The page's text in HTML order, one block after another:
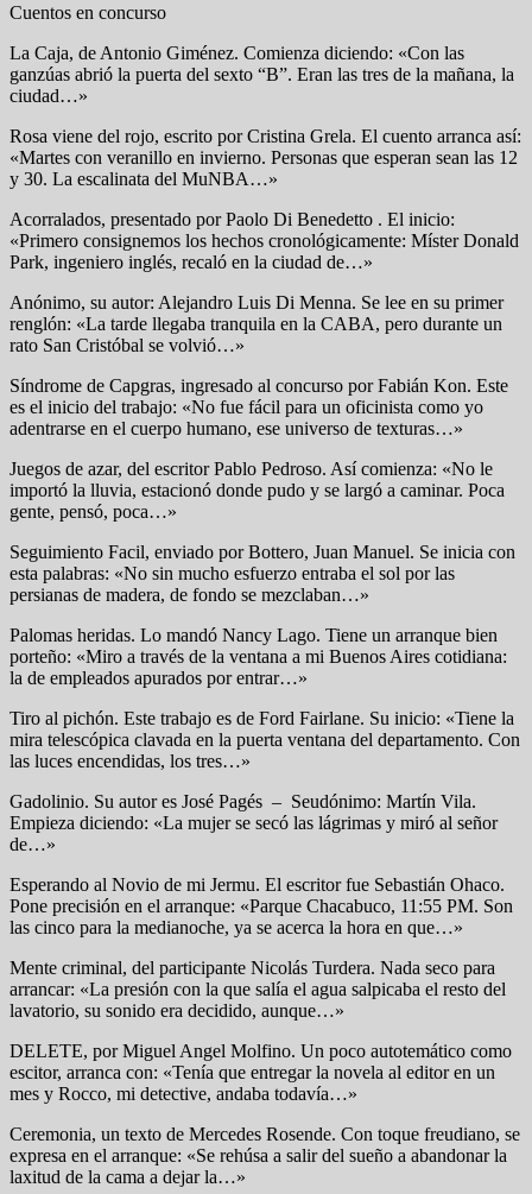
Cuentos en concurso
La Caja, de Antonio Giménez. Comienza diciendo: «Con las
ganzúas abrió la puerta del sexto “B”. Eran las tres de la mañana, la
ciudad…»
Rosa viene del rojo, escrito por Cristina Grela. El cuento arranca así:
«Martes con veranillo en invierno. Personas que esperan sean las 12
y 30. La escalinata del MuNBA…»
Acorralados, presentado por Paolo Di Benedetto . El inicio:
«Primero consignemos los hechos cronológicamente: Míster Donald
Park, ingeniero inglés, recaló en la ciudad de…»
Anónimo, su autor: Alejandro Luis Di Menna. Se lee en su primer
renglón: «La tarde llegaba tranquila en la CABA, pero durante un
rato San Cristóbal se volvió…»
Síndrome de Capgras, ingresado al concurso por Fabián Kon. Este
es el inicio del trabajo: «No fue fácil para un oficinista como yo
adentrarse en el cuerpo humano, ese universo de texturas…»
Juegos de azar, del escritor Pablo Pedroso. Así comienza: «No le
importó la lluvia, estacionó donde pudo y se largó a caminar. Poca
gente, pensó, poca…»
Seguimiento Facil, enviado por Bottero, Juan Manuel. Se inicia con
esta palabras: «No sin mucho esfuerzo entraba el sol por las
persianas de madera, de fondo ​se mezclaban…»
Palomas heridas. Lo mandó Nancy Lago. Tiene un arranque bien
porteño: «Miro a través de la ventana a mi Buenos Aires cotidiana:
la de empleados apurados por entrar…»
Tiro al pichón. Este trabajo es de Ford Fairlane. Su inicio: «Tiene la
mira telescópica clavada en la puerta ventana del departamento. Con
las luces encendidas, los tres…»
Gadolinio. Su autor es José Pagés – Seudónimo: Martín Vila.
Empieza diciendo: «La mujer se secó las lágrimas y miró al señor
de…»
Esperando al Novio de mi Jermu. El escritor fue Sebastián Ohaco.
Pone precisión en el arranque: «Parque Chacabuco, 11:55 PM. Son
las cinco para la medianoche, ya se acerca la hora en que…»
Mente criminal, del participante Nicolás Turdera. Nada seco para
arrancar: «La presión con la que salía el agua salpicaba el resto del
lavatorio, su sonido era decidido, aunque…»
DELETE, por Miguel Angel Molfino. Un poco autotemático como
escitor, arranca con: «Tenía que entregar la novela al editor en un
mes y Rocco, mi detective, andaba todavía…»
Ceremonia, un texto de Mercedes Rosende. Con toque freudiano, se
expresa en el arranque: «Se rehúsa a salir del sueño a abandonar la
laxitud de la cama a dejar la…»